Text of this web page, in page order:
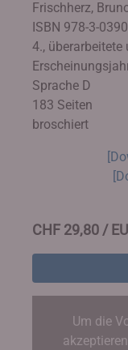
Frischherz,
ISBN 978-3-
4., überarbeitete
Sprache D
183 Seiten
broschiert
CHF 29,80 /
Um die